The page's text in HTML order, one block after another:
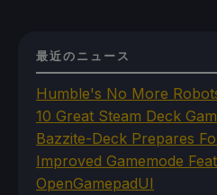
最近のニュース
Humble's No More
10 Great Steam Deck
Bazzite-Deck Prepares
Improved Gamemode
OpenGamepadUI